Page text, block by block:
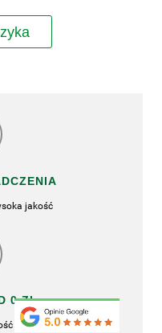
jakość
0 ZŁ